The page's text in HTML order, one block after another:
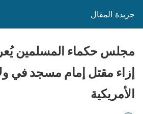
جريدة المقال
مجلس حكماء المسلمين
إزاء مقتل إمام مسجد في
الأمريكية